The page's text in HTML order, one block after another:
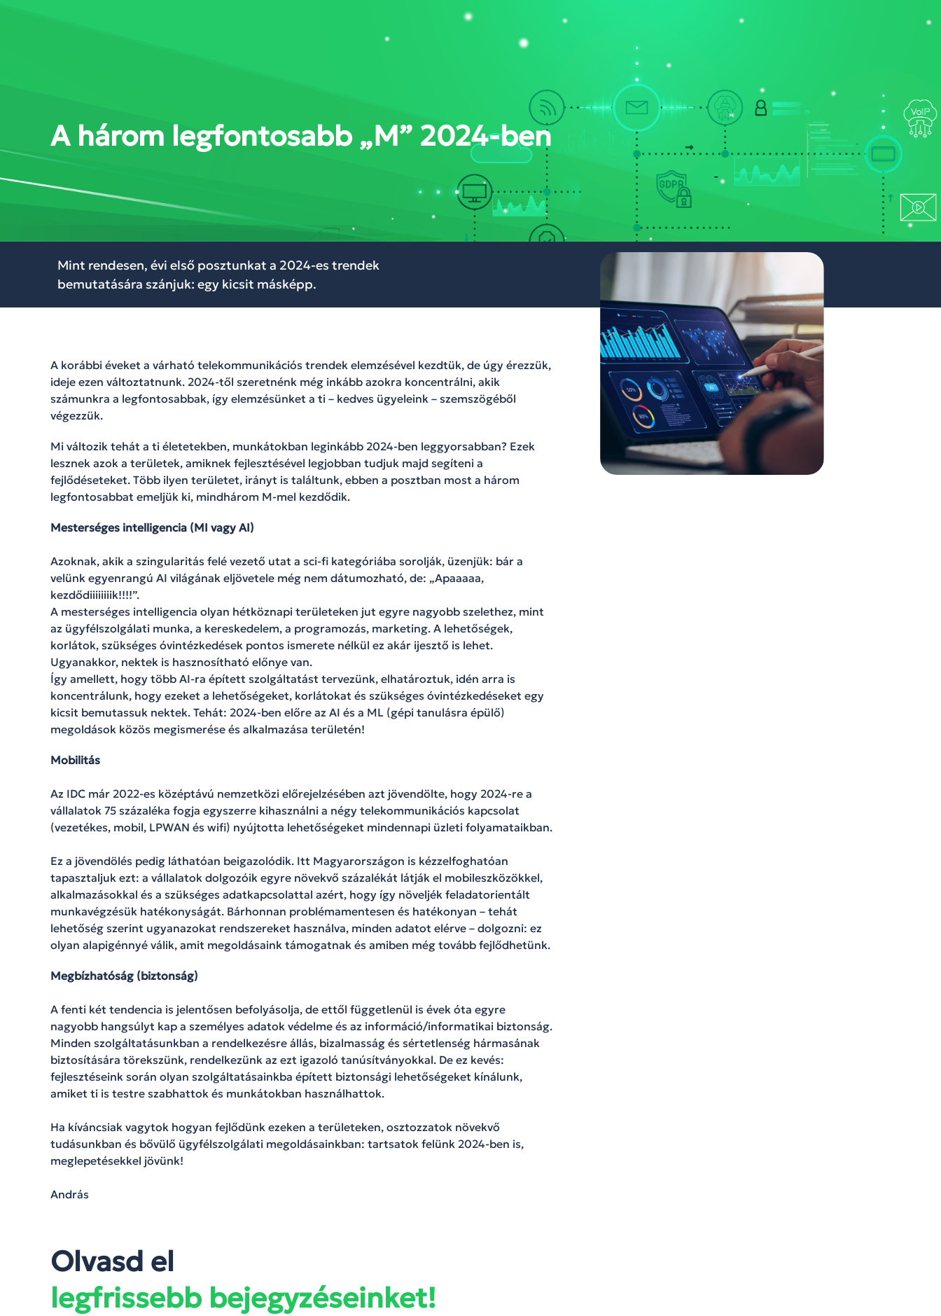
A három legfontosabb „M” 2024-ben
Mint rendesen, évi első posztunkat a 2024-es trendek
bemutatására szánjuk: egy kicsit másképp.
A korábbi éveket a várható telekommunikációs trendek elemzésével kezdtük, de úgy érezzük,
ideje ezen változtatnunk. 2024-től szeretnénk még inkább azokra koncentrálni, akik
számunkra a legfontosabbak, így elemzésünket a ti – kedves ügyeleink – szemszögéből
végezzük.
Mi változik tehát a ti életetekben, munkátokban leginkább 2024-ben leggyorsabban? Ezek
lesznek azok a területek, amiknek fejlesztésével legjobban tudjuk majd segíteni a
fejlődéseteket. Több ilyen területet, irányt is találtunk, ebben a posztban most a három
legfontosabbat emeljük ki, mindhárom M-mel kezdődik.
Mesterséges intelligencia (MI vagy AI)
Azoknak, akik a szingularitás felé vezető utat a sci-fi kategóriába sorolják, üzenjük: bár a
velünk egyenrangú AI világának eljövetele még nem dátumozható, de: „Apaaaaa,
kezdődiiiiiiiik!!!!”.
A mesterséges intelligencia olyan hétköznapi területeken jut egyre nagyobb szelethez, mint
az ügyfélszolgálati munka, a kereskedelem, a programozás, marketing. A lehetőségek,
korlátok, szükséges óvintézkedések pontos ismerete nélkül ez akár ijesztő is lehet.
Ugyanakkor, nektek is hasznosítható előnye van.
Így amellett, hogy több AI-ra épített szolgáltatást tervezünk, elhatároztuk, idén arra is
koncentrálunk, hogy ezeket a lehetőségeket, korlátokat és szükséges óvintézkedéseket egy
kicsit bemutassuk nektek. Tehát: 2024-ben előre az AI és a ML (gépi tanulásra épülő)
megoldások közös megismerése és alkalmazása területén!
Mobilitás
Az IDC már 2022-es középtávú nemzetközi előrejelzésében azt jövendölte, hogy 2024-re a
vállalatok 75 százaléka fogja egyszerre kihasználni a négy telekommunikációs kapcsolat
(vezetékes, mobil, LPWAN és wifi) nyújtotta lehetőségeket mindennapi üzleti folyamataikban.
Ez a jövendölés pedig láthatóan beigazolódik. Itt Magyarországon is kézzelfoghatóan
tapasztaljuk ezt: a vállalatok dolgozóik egyre növekvő százalékát látják el mobileszközökkel,
alkalmazásokkal és a szükséges adatkapcsolattal azért, hogy így növeljék feladatorientált
munkavégzésük hatékonyságát. Bárhonnan problémamentesen és hatékonyan – tehát
lehetőség szerint ugyanazokat rendszereket használva, minden adatot elérve – dolgozni: ez
olyan alapigénnyé válik, amit megoldásaink támogatnak és amiben még tovább fejlődhetünk.
Megbízhatóság (biztonság)
A fenti két tendencia is jelentősen befolyásolja, de ettől függetlenül is évek óta egyre
nagyobb hangsúlyt kap a személyes adatok védelme és az információ/informatikai biztonság.
Minden szolgáltatásunkban a rendelkezésre állás, bizalmasság és sértetlenség hármasának
biztosítására törekszünk, rendelkezünk az ezt igazoló tanúsítványokkal. De ez kevés:
fejlesztéseink során olyan szolgáltatásainkba épített biztonsági lehetőségeket kínálunk,
amiket ti is testre szabhattok és munkátokban használhattok.
Ha kíváncsiak vagytok hogyan fejlődünk ezeken a területeken, osztozzatok növekvő
tudásunkban és bővülő ügyfélszolgálati megoldásainkban: tartsatok felünk 2024-ben is,
meglepetésekkel jövünk!
András
Olvasd el
legfrissebb bejegyzéseinket!